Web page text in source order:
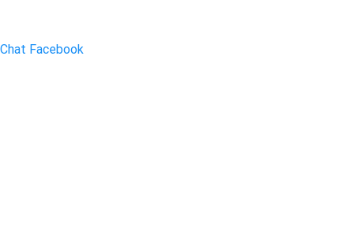
Chat Facebook